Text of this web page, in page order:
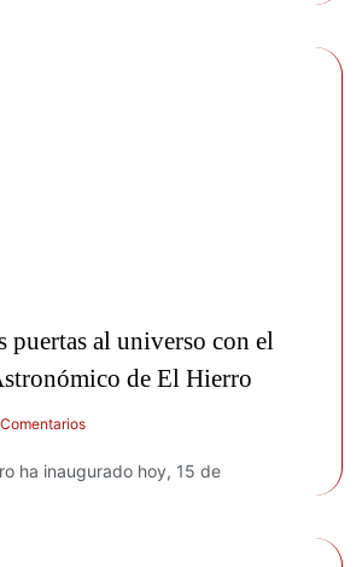
puertas al universo con el
de El Hierro
ha inaugurado hoy, 15 de